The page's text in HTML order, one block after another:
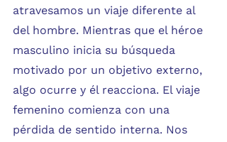
atravesamos un viaje diferente al
del hombre. Mientras que el héroe
masculino inicia su búsqueda
motivado por un objetivo externo,
algo ocurre y él reacciona. El viaje
femenino comienza con una
pérdida de sentido interna. Nos